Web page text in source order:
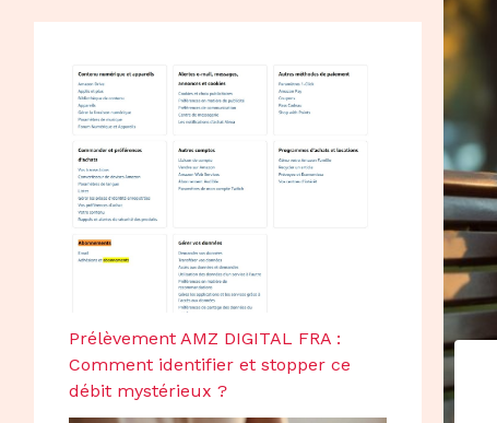
Prélèvement AMZ DIGITAL FRA :
Comment identifier et stopper ce
débit mystérieux ?